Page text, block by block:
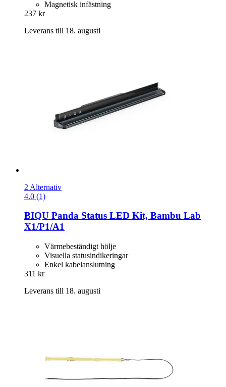
Magnetisk infästning
237 kr
Leverans till 18. augusti
2 Alternativ
4.0 (1)
BIQU Panda Status LED Kit, Bambu Lab
X1/P1/A1
Värmebeständigt hölje
Visuella statusindikeringar
Enkel kabelanslutning
311 kr
Leverans till 18. augusti